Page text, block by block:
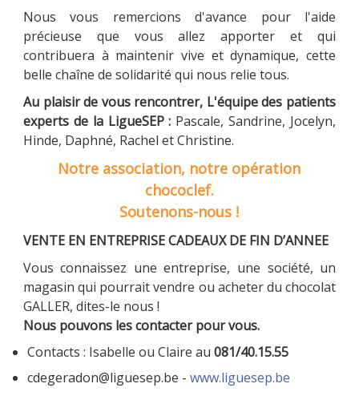
Nous vous remercions d'avance pour l'aide
précieuse que vous allez apporter et qui
contribuera à maintenir vive et dynamique, cette
belle chaîne de solidarité qui nous relie tous.
Au plaisir de vous rencontrer, L'équipe des patients
experts de la LigueSEP : Pascale, Sandrine, Jocelyn,
Hinde, Daphné, Rachel et Christine.
Notre association, notre opération
chococlef.
Soutenons-nous !
VENTE EN ENTREPRISE CADEAUX DE FIN D’ANNEE
Vous connaissez une entreprise, une société, un
magasin qui pourrait vendre ou acheter du chocolat
GALLER, dites-le nous !
Nous pouvons les contacter pour vous.
Contacts : Isabelle ou Claire au 081/40.15.55
cdegeradon@liguesep.be - www.liguesep.be